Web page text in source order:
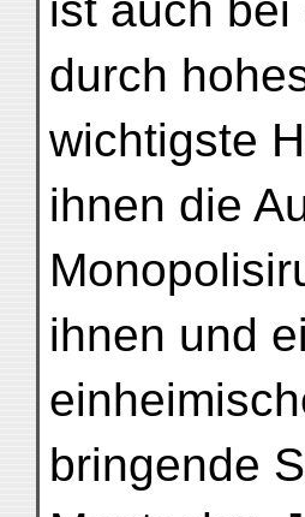
durch
wichtigste
ihnen die
ihnen und
bringende